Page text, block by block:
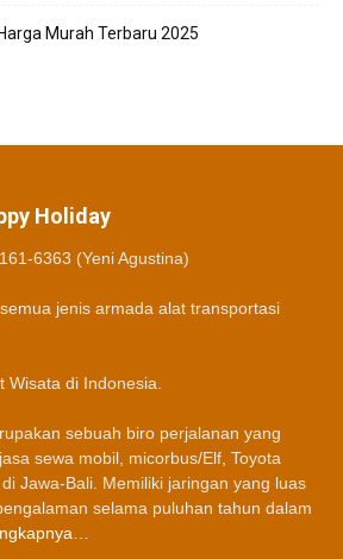
Murah Terbaru 2025
Holiday
6363 (Yeni Agustina)
jenis armada alat transportasi
Wisata di Indonesia.
sebuah biro perjalanan yang
sewa mobil, micorbus/Elf, Toyota
Jawa-Bali. Memiliki jaringan yang luas
selama puluhan tahun dalam